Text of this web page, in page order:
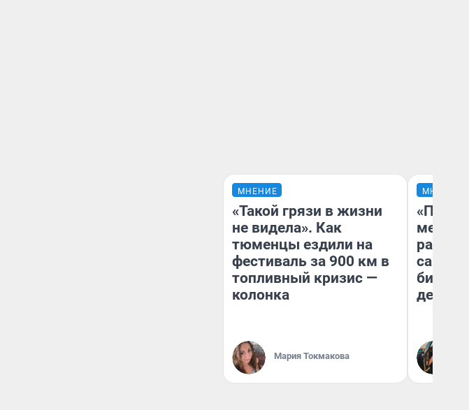
МНЕНИЕ
«Такой грязи в жизни
не видела». Как
тюменцы ездили на
фестиваль за 900 км в
топливный кризис —
колонка
Мария Токмакова
МНЕНИЕ
самом